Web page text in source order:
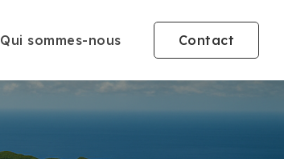
Qui sommes-nous Contact